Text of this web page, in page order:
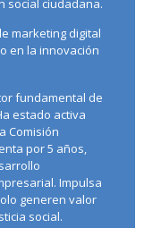
social ciudadana.
marketing digital
en la innovación
fundamental de
estado activa
Comisión
por 5 años,
Impulsa
generen valor
social.